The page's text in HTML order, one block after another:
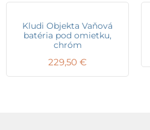
Kludi Objekta Vaňová
batéria pod omietku,
chróm
229,50 €